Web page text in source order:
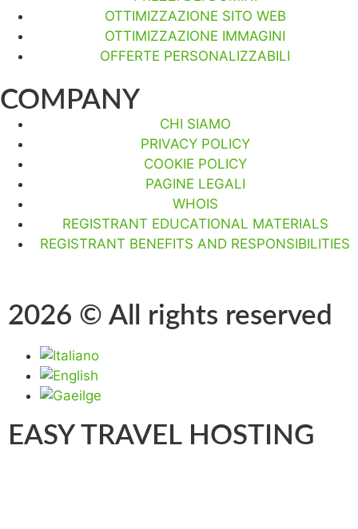
OTTIMIZZAZIONE SITO WEB
OTTIMIZZAZIONE IMMAGINI
OFFERTE PERSONALIZZABILI
COMPANY
CHI SIAMO
PRIVACY POLICY
COOKIE POLICY
PAGINE LEGALI
WHOIS
REGISTRANT EDUCATIONAL MATERIALS
REGISTRANT BENEFITS AND RESPONSIBILITIES
2026 © All rights reserved
EASY TRAVEL HOSTING